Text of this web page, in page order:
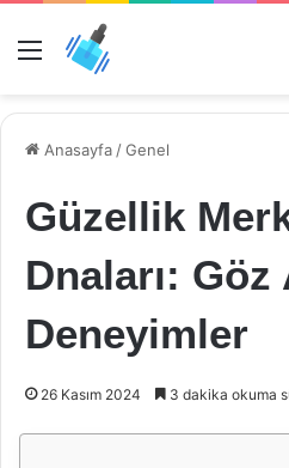
Menü
Anasayfa /Genel
Güzellik
Dnaları: Göz
Deneyimler
26 Kasım 2024 3 dakika okuma